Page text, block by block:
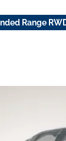
Range